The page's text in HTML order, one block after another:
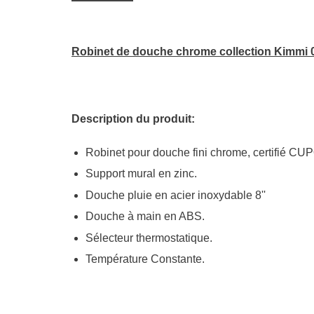
Robinet de douche chrome collection Kimmi
Description du produit:
Robinet pour douche fini chrome, certifié
Support mural en zinc.
Douche pluie en acier inoxydable 8''
Douche à main en ABS.
Sélecteur thermostatique.
Température Constante.